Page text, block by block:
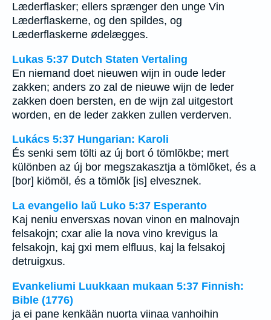
Læderflasker; ellers sprænger den unge Vin
Læderflaskerne, og den spildes, og
Læderflaskerne ødelægges.
Lukas 5:37 Dutch Staten Vertaling
En niemand doet nieuwen wijn in oude leder
zakken; anders zo zal de nieuwe wijn de leder
zakken doen bersten, en de wijn zal uitgestort
worden, en de leder zakken zullen verderven.
Lukács 5:37 Hungarian: Karoli
És senki sem tölti az új bort ó tömlõkbe; mert
különben az új bor megszakasztja a tömlõket, és a
[bor] kiömöl, és a tömlõk [is] elvesznek.
La evangelio laŭ Luko 5:37 Esperanto
Kaj neniu enversxas novan vinon en malnovajn
felsakojn; cxar alie la nova vino krevigus la
felsakojn, kaj gxi mem elfluus, kaj la felsakoj
detruigxus.
Evankeliumi Luukkaan mukaan 5:37 Finnish:
Bible (1776)
ja ei pane kenkään nuorta viinaa vanhoihin